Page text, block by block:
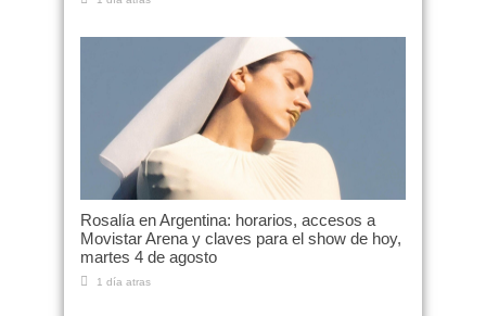
Rosalía en Argentina: horarios, accesos a
Movistar Arena y claves para el show de hoy,
martes 4 de agosto
1 día atras